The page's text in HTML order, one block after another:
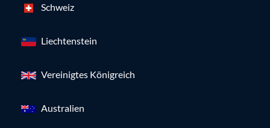
Schweiz
Liechtenstein
Vereinigtes Königreich
Australien